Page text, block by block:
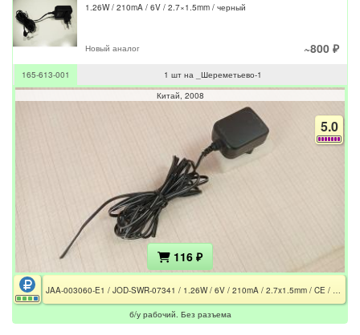
1.26W / 210mA / 6V / 2.7×1.5mm / черный
Новый аналог ~800 ₽
165-613-001
1 шт на _Шереметьево-1
Китай 2008
5.0
116 ₽
JAA-003060-E1 / JOD-SWR-07341 / 1.26W / 6V / 210mA / 2.7x1.5mm / CE / PCT / Без штекера
б/у рабочий. Без разъема